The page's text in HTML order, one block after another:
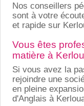
Nos conseillers
sont à votre
et rapide sur
Vous êtes
matière à
Si vous avez la
rejoindre une
en pleine
d'Anglais à